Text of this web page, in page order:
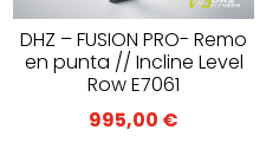
DHZ – FUSION PRO- Remo
en punta // Incline Level
Row E7061
995,00 €